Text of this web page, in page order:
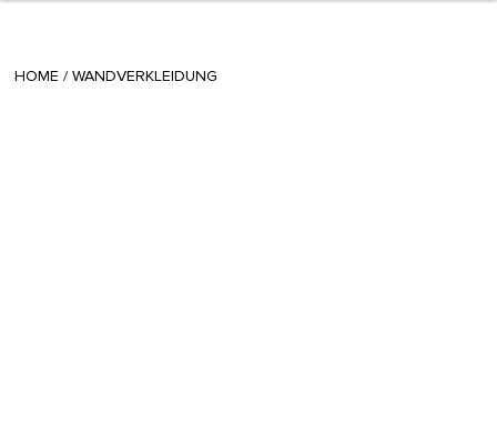
HOME / WANDVERKLEIDUNG